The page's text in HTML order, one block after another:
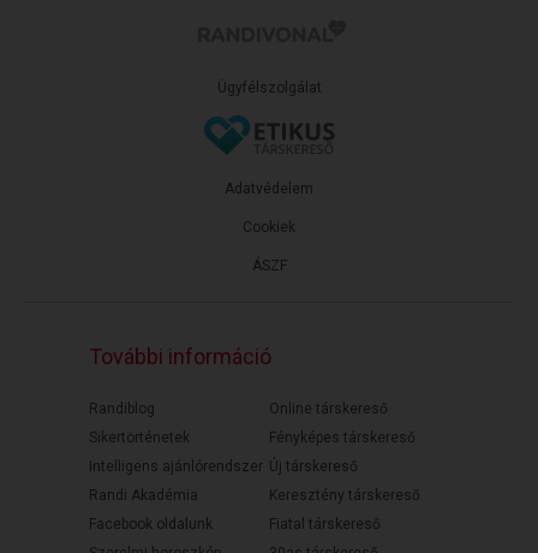
Ügyfélszolgálat
ÁSZF
Adatvédelem
Cookiek
További információ
Randiblog
Sikertörténetek
Intelligens ajánlórendszer
Randi Akadémia
Facebook oldalunk
Online társkereső
Fényképes társkereső
Új társkereső
Keresztény társkereső
Fiatal társkereső